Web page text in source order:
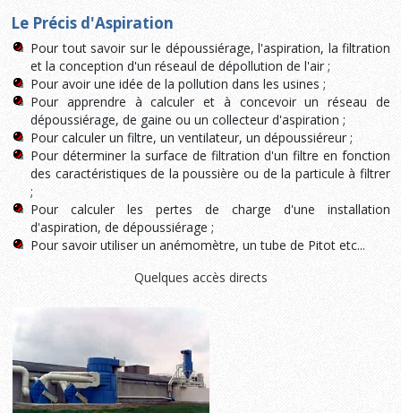
Le Précis d'Aspiration
Pour tout savoir sur le dépoussiérage, l'aspiration, la filtration
et la conception d'un réseaul de dépollution de l'air ;
Pour avoir une idée de la pollution dans les usines ;
Pour apprendre à calculer et à concevoir un réseau de
dépoussiérage, de gaine ou un collecteur d'aspiration ;
Pour calculer un filtre, un ventilateur, un dépoussiéreur ;
Pour déterminer la surface de filtration d'un filtre en fonction
des caractéristiques de la poussière ou de la particule à filtrer
;
Pour calculer les pertes de charge d'une installation
d'aspiration, de dépoussiérage ;
Pour savoir utiliser un anémomètre, un tube de Pitot etc...
Quelques accès directs